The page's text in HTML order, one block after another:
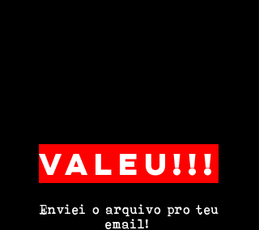
valeu!!!
Enviei o arquivo pro teu
email!